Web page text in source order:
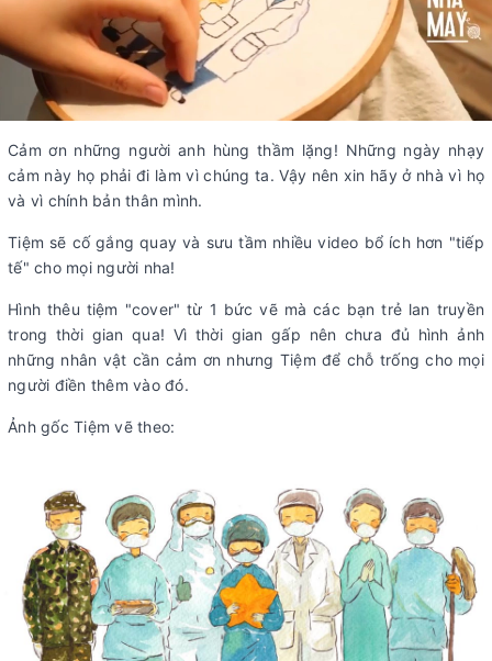
Cảm ơn những người anh hùng thầm lặng! Những ngày nhạy
cảm này họ phải đi làm vì chúng ta. Vậy nên xin hãy ở nhà vì họ
và vì chính bản thân mình.
Tiệm sẽ cố gắng quay và sưu tầm nhiều video bổ ích hơn "tiếp
tế" cho mọi người nha!
Hình thêu tiệm "cover" từ 1 bức vẽ mà các bạn trẻ lan truyền
trong thời gian qua! Vì thời gian gấp nên chưa đủ hình ảnh
những nhân vật cần cảm ơn nhưng Tiệm để chỗ trống cho mọi
người điền thêm vào đó.
Ảnh gốc Tiệm vẽ theo: